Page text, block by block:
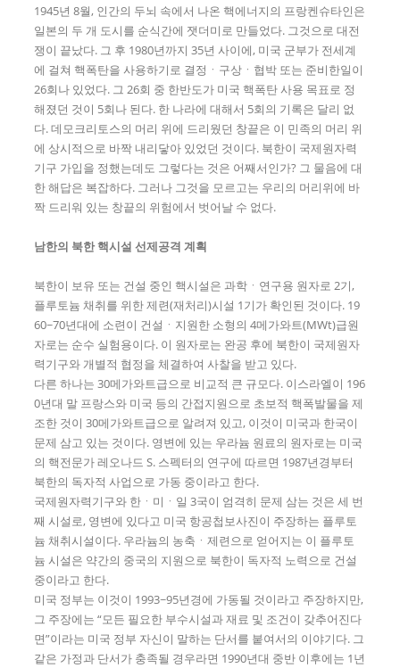
1945년 8월, 인간의 두뇌 속에서 나온 핵에너지의 프랑켄슈타인은
일본의 두 개 도시를 순식간에 잿더미로 만들었다. 그것으로 대전
쟁이 끝났다. 그 후 1980년까지 35년 사이에, 미국 군부가 전세계
에 걸쳐 핵폭탄을 사용하기로 결정ㆍ구상ㆍ협박 또는 준비한일이
26회나 있었다. 그 26회 중 한반도가 미국 핵폭탄 사용 목표로 정
해졌던 것이 5회나 된다. 한 나라에 대해서 5회의 기록은 달리 없
다. 데모크리토스의 머리 위에 드리웠던 창끝은 이 민족의 머리 위
에 상시적으로 바짝 내리닿아 있었던 것이다. 북한이 국제원자력
기구 가입을 정했는데도 그렇다는 것은 어째서인가? 그 물음에 대
한 해답은 복잡하다. 그러나 그것을 모르고는 우리의 머리위에 바
짝 드리워 있는 창끝의 위험에서 벗어날 수 없다.
남한의 북한 핵시설 선제공격 계획
북한이 보유 또는 건설 중인 핵시설은 과학ㆍ연구용 원자로 2기,
플루토늄 채취를 위한 제련(재처리)시설 1기가 확인된 것이다. 19
60~70년대에 소련이 건설ㆍ지원한 소형의 4메가와트(MWt)급원
자로는 순수 실험용이다. 이 원자로는 완공 후에 북한이 국제원자
력기구와 개별적 협정을 체결하여 사찰을 받고 있다.
다른 하나는 30메가와트급으로 비교적 큰 규모다. 이스라엘이 196
0년대 말 프랑스와 미국 등의 간접지원으로 초보적 핵폭발물을 제
조한 것이 30메가와트급으로 알려져 있고, 이것이 미국과 한국이
문제 삼고 있는 것이다. 영변에 있는 우라늄 원료의 원자로는 미국
의 핵전문가 레오나드 S. 스펙터의 연구에 따르면 1987년경부터
북한의 독자적 사업으로 가동 중이라고 한다.
국제원자력기구와 한ㆍ미ㆍ일 3국이 엄격히 문제 삼는 것은 세 번
째 시설로, 영변에 있다고 미국 항공첩보사진이 주장하는 플루토
늄 채취시설이다. 우라늄의 농축ㆍ제련으로 얻어지는 이 플루토
늄 시설은 약간의 중국의 지원으로 북한이 독자적 노력으로 건설
중이라고 한다.
미국 정부는 이것이 1993~95년경에 가동될 것이라고 주장하지만,
그 주장에는 “모든 필요한 부수시설과 재료 및 조건이 갖추어진다
면”이라는 미국 정부 자신이 말하는 단서를 붙여서의 이야기다. 그
같은 가정과 단서가 충족될 경우라면 1990년대 중반 이후에는 1년